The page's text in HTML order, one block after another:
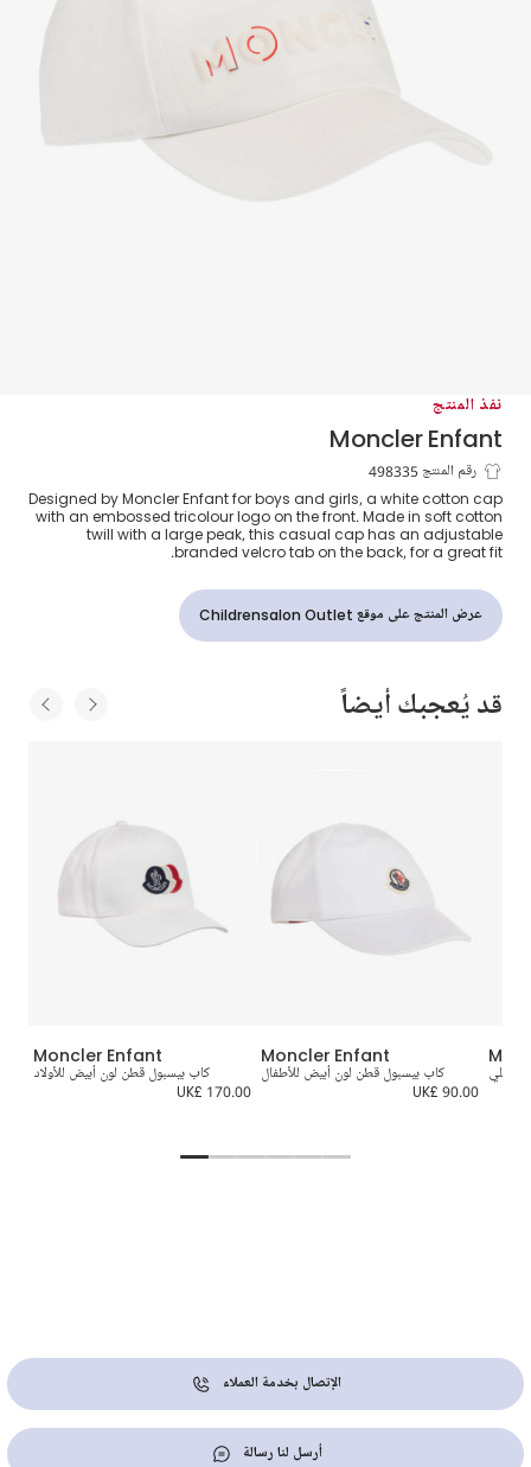
نفذ المنتج
Moncler Enfant
كاب قطن تويل لون أبيض
رقم المنتج 498335
Designed by Moncler Enfant for boys and girls, a white cotton cap
with an embossed tricolour logo on the front. Made in soft cotton
twill with a large peak, this casual cap has an adjustable
branded velcro tab on the back, for a great fit.
عرض المنتج على موقع Childrensalon Outlet
قد يُعجبك أيضاً
Moncler Enfant
كاب بيسبول قطن لون أبيض للأولاد
UK£ 170.00
Moncler Enfant
كاب بيسبول قطن لون أبيض للأطفال
UK£ 90.00
كحلي
الإتصال بخدمة العملاء
أرسل لنا رسالة